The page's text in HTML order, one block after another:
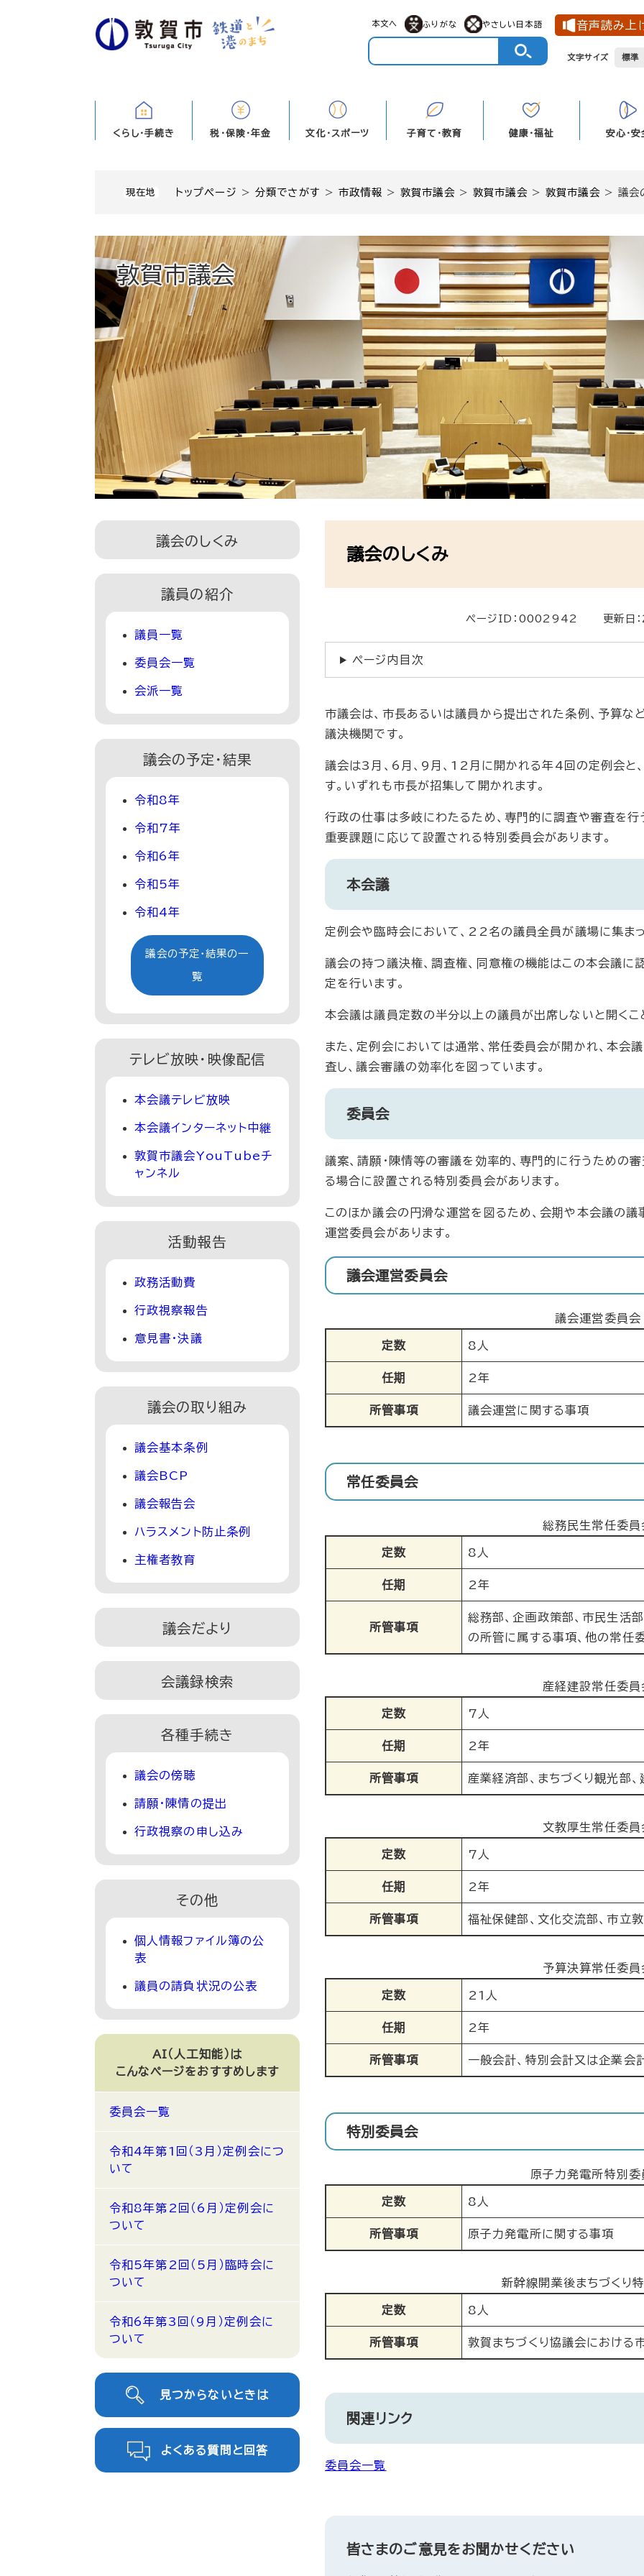
メニューを飛ばして本文へ
本文へ ふりがな やさしい日本語 音声読み上
文字サイズ 標準
くらし・手続き 税・保険・年金 文化・スポーツ 子育て・教育 健康・福祉 安心・安
現在地 トップページ >分類でさがす >市政情報 >敦賀市議会 >敦賀市議会>敦賀市議会 >議会
敦賀市議会
議会のしくみ
ページID：0002942 更新日
ページ内目次
市議会は、市長あるいは議員から提出された条例、予算な
議決機関です。
議会は3月、6月、9月、12月に開かれる年4回の定例会と
す。いずれも市長が招集して開かれます。
行政の仕事は多岐にわたるため、専門的に調査や審査を
重要課題に応じて設置される特別委員会があります。
本会議
定例会や臨時会において、22名の議員全員が議場に集ま
議会の持つ議決権、調査権、同意権の機能はこの本会議に
定を行います。
本会議は議員定数の半分以上の議員が出席しないと開くこ
また、定例会においては通常、常任委員会が開かれ、本
査し、議会審議の効率化を図っています。
委員会
議案、請願・陳情等の審議を効率的、専門的に行うための
る場合に設置される特別委員会があります。
このほか議会の円滑な運営を図るため、会期や本会議の
運営委員会があります。
議会運営委員会
議会運営委員会
定数 8人
任期 2年
所管事項 議会運営に関する事項
常任委員会
総務民生常任委員
定数 8人
任期 2年
所管事項
総務部、企画政策部、市民生活
の所管に属する事項、他の常任
産経建設常任委員
定数 7人
任期 2年
所管事項 産業経済部、まちづくり観光部
文教厚生常任委員
定数 7人
任期 2年
所管事項 福祉保健部、文化交流部、市立
予算決算常任委員
定数 21人
任期 2年
所管事項 一般会計、特別会計又は企業会
特別委員会
原子力発電所特別委
定数 8人
所管事項 原子力発電所に関する事項
新幹線開業後まちづくり
定数 8人
所管事項 敦賀まちづくり協議会における
関連リンク
委員会一覧
皆さまのご意見をお聞かせください
議会のしくみ
議員の紹介
議員一覧
委員会一覧
会派一覧
議会の予定・結果
令和8年
令和7年
令和6年
令和5年
令和4年
議会の予定・結果の一
覧
テレビ放映・映像配信
本会議テレビ放映
本会議インターネット中継
敦賀市議会YouTubeチ
ャンネル
活動報告
政務活動費
行政視察報告
意見書・決議
議会の取り組み
議会基本条例
議会BCP
議会報告会
ハラスメント防止条例
主権者教育
議会だより
会議録検索
各種手続き
議会の傍聴
請願・陳情の提出
行政視察の申し込み
その他
個人情報ファイル簿の公
表
議員の請負状況の公表
AI（人工知能）は
こんなページをおすすめします
委員会一覧
令和4年第1回（3月）定例会につ
いて
令和8年第2回（6月）定例会に
ついて
令和5年第2回（5月）臨時会に
ついて
令和6年第3回（9月）定例会に
ついて
見つからないときは
よくある質問と回答